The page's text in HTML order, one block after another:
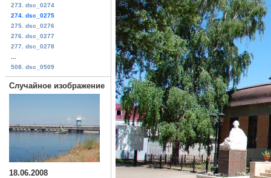
273. dsc_0274
274. dsc_0275
275. dsc_0276
276. dsc_0277
277. dsc_0278
508. dsc_0509
Случайное изображение
18.06.2008